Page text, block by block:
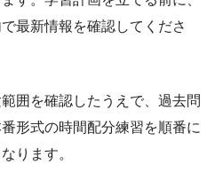
最新情報を確認してくださ
囲を確認したうえで、過去問
形式の時間配分練習を順番に
ります。